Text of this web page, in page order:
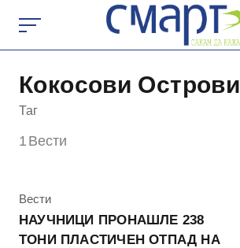
content
Кокосови Острови
Таг
1 Вести
КАтегорија
Вести
НАУЧНИЦИ ПРОНАШЛЕ 238
ТОНИ ПЛАСТИЧЕН ОТПАД НА